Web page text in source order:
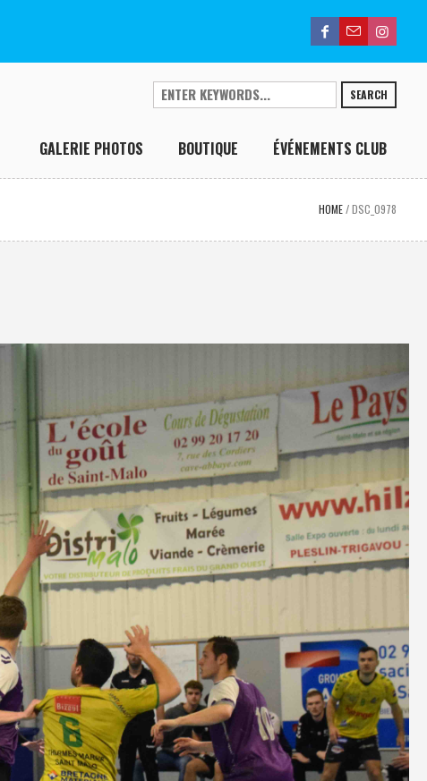
SEARCH
GALERIE PHOTOS BOUTIQUE ÉVÉNEMENTS CLUB
HOME /DSC_0978